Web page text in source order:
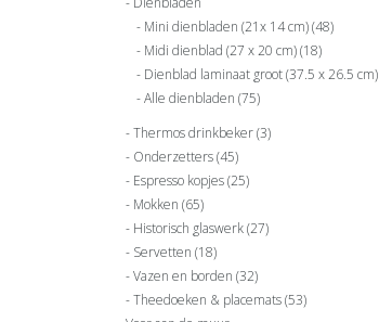
Mini dienbladen (21x 14 cm)(48)
Midi dienblad (27 x 20 cm)(18)
Dienblad laminaat groot (37.5 x 26.5 cm)
Alle dienbladen (75)
Thermos drinkbeker(3)
Onderzetters(45)
Espresso kopjes(25)
Mokken (65)
Historisch glaswerk(27)
Servetten (18)
Vazen en borden (32)
Theedoeken & placemats(53)